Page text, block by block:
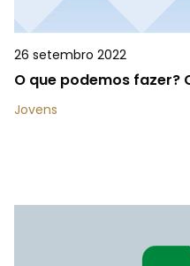
26 setembro 2022
O que podemos fazer?
Jovens